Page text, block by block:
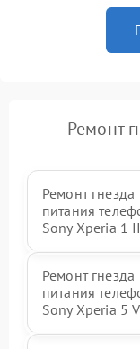
Ремонт
Ремонт гнезда
питания
Sony Xperia 1 II
Ремонт гнезда
питания
Sony Xperia 5